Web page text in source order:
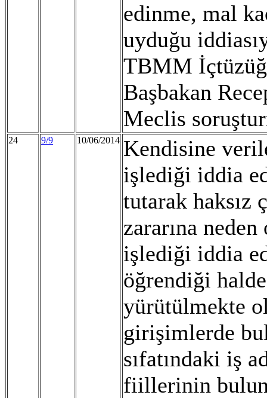
edinme, mal
uyduğu
TBMM
Başbakan
Meclis
24 9/9 10/06/2014 Kendisine
işlediği iddia
tutarak haksız
zararına
işlediği iddia
öğrendiği
yürütülmekte
girişimlerde
sıfatındaki iş
fiillerinin